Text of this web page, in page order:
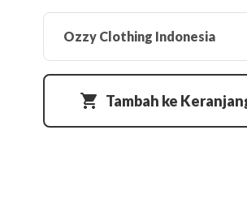
Tambah ke